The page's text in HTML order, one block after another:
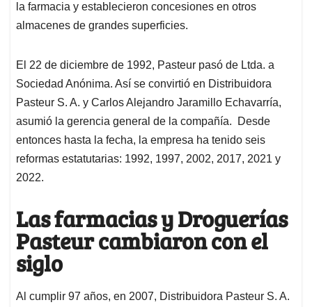
la farmacia y establecieron concesiones en otros
almacenes de grandes superficies.
El 22 de diciembre de 1992, Pasteur pasó de Ltda. a
Sociedad Anónima. Así se convirtió en Distribuidora
Pasteur S. A. y Carlos Alejandro Jaramillo Echavarría,
asumió la gerencia general de la compañía. Desde
entonces hasta la fecha, la empresa ha tenido seis
reformas estatutarias: 1992, 1997, 2002, 2017, 2021 y
2022.
Las farmacias y Droguerías
Pasteur cambiaron con el
siglo
Al cumplir 97 años, en 2007, Distribuidora Pasteur S. A.